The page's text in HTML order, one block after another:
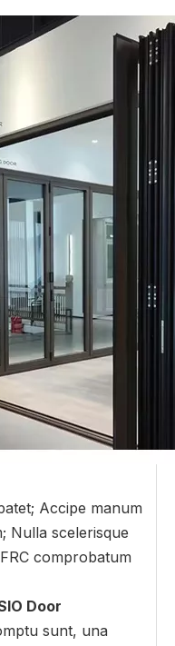
Accipe manum
Nulla scelerisque
comprobatum
Door
sunt, una